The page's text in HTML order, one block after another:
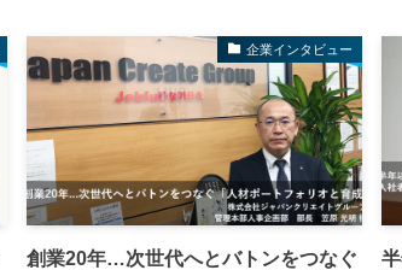
企業インタビュー
創業20年…次世代へとバトンをつなぐ